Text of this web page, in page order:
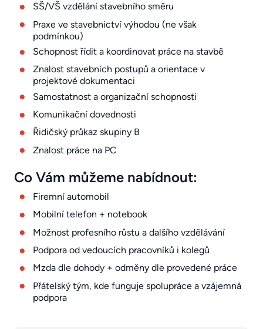
SŠ/VŠ vzdělání stavebního směru
Praxe ve stavebnictví výhodou (ne však
podmínkou)
Schopnost řídit a koordinovat práce na stavbě
Znalost stavebních postupů a orientace v
projektové dokumentaci
Samostatnost a organizační schopnosti
Komunikační dovednosti
Řidičský průkaz skupiny B
Znalost práce na PC
Co Vám můžeme nabídnout:
Firemní automobil
Mobilní telefon + notebook
Možnost profesního růstu a dalšího vzdělávání
Podpora od vedoucích pracovníků i kolegů
Mzda dle dohody + odměny dle provedené práce
Přátelský tým, kde funguje spolupráce a vzájemná
podpora